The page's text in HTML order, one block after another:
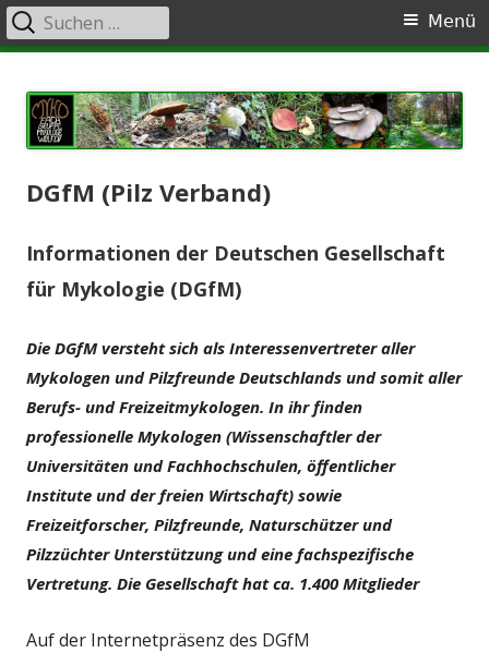
zum
Inhalt
Pilzverein in Wolfen | Pilze,
Pilzvorträge, Pilzwanderungen,
Pilzaustellungen
Primäres
Menü
Suche
nach:
DGfM (Pilz Verband)
Informationen der Deutschen Gesellschaft
für Mykologie (DGfM)
Die DGfM versteht sich als Interessenvertreter aller
Mykologen und Pilzfreunde Deutschlands und somit aller
Berufs- und Freizeitmykologen. In ihr finden
professionelle Mykologen (Wissenschaftler der
Universitäten und Fachhochschulen, öffentlicher
Institute und der freien Wirtschaft) sowie
Freizeitforscher, Pilzfreunde, Naturschützer und
Pilzzüchter Unterstützung und eine fachspezifische
Vertretung. Die Gesellschaft hat ca. 1.400 Mitglieder
Auf der Internetpräsenz des DGfM